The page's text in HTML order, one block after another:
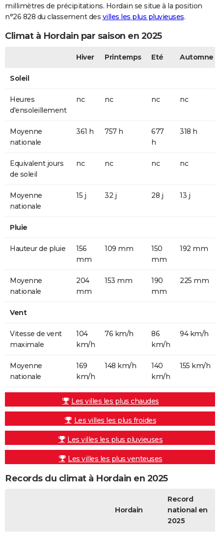
millimètres de précipitations. Hordain se situe à la position
n°26 828 du classement des villes les plus pluvieuses.
Climat à Hordain par saison en 2025
Hiver Printemps Eté Automne
Soleil
Heures
d'ensoleillement
nc nc nc nc
Moyenne
nationale
361 h 757 h
677
h
318 h
Equivalent jours
de soleil
nc nc nc nc
Moyenne
nationale
15 j 32 j 28 j 13 j
Pluie
Hauteur de pluie
156
mm
109 mm
150
mm
192 mm
Moyenne
nationale
204
mm
153 mm
190
mm
225 mm
Vent
Vitesse de vent
maximale
104
km/h
76 km/h
86
km/h
94 km/h
Moyenne
nationale
169
km/h
148 km/h
140
km/h
155 km/h
Les villes les plus chaudes
Les villes les plus froides
Les villes les plus pluvieuses
Les villes les plus venteuses
Records du climat à Hordain en 2025
Hordain
Record
national en
2025